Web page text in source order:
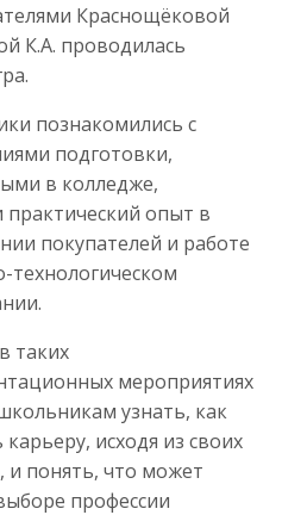
Краснощёковой
К.А. проводилась
познакомились с
подготовки,
в колледже,
практический опыт в
покупателей и работе
технологическом
таких
мероприятиях
узнать, как
исходя из своих
и понять, что может
профессии